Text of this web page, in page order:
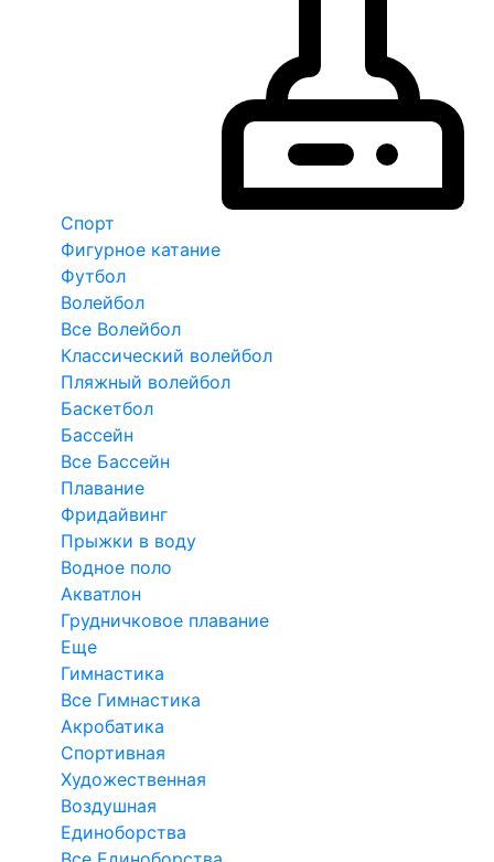
Спорт
Фигурное катание
Футбол
Волейбол
Все Волейбол
Классический волейбол
Пляжный волейбол
Баскетбол
Бассейн
Все Бассейн
Плавание
Фридайвинг
Прыжки в воду
Водное поло
Акватлон
Грудничковое плавание
Еще
Гимнастика
Все Гимнастика
Акробатика
Спортивная
Художественная
Воздушная
Единоборства